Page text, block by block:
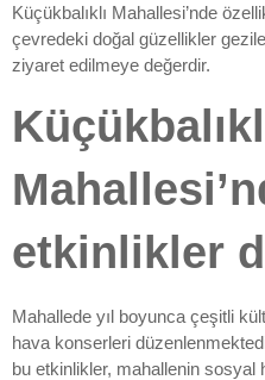
Küçükbalıklı Mahallesi’nde
çevredeki doğal güzellikler
ziyaret edilmeye değerdir.
etkinlikler
Mahallede yıl boyunca çeşitli
hava konserleri
bu etkinlikler, mahallenin sosyal